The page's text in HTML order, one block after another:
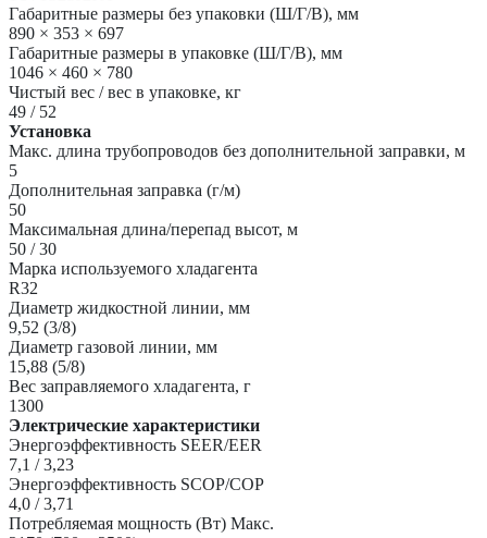
Габаритные размеры без упаковки (Ш/Г/В), мм
890 × 353 × 697
Габаритные размеры в упаковке (Ш/Г/В), мм
1046 × 460 × 780
Чистый вес / вес в упаковке, кг
49 / 52
Установка
Макс. длина трубопроводов без дополнительной заправки, м
5
Дополнительная заправка (г/м)
50
Максимальная длина/перепад высот, м
50 / 30
Марка используемого хладагента
R32
Диаметр жидкостной линии, мм
9,52 (3/8)
Диаметр газовой линии, мм
15,88 (5/8)
Вес заправляемого хладагента, г
1300
Электрические характеристики
Энергоэффективность SEER/EER
7,1 / 3,23
Энергоэффективность SCOP/COP
4,0 / 3,71
Потребляемая мощность (Вт) Макс.